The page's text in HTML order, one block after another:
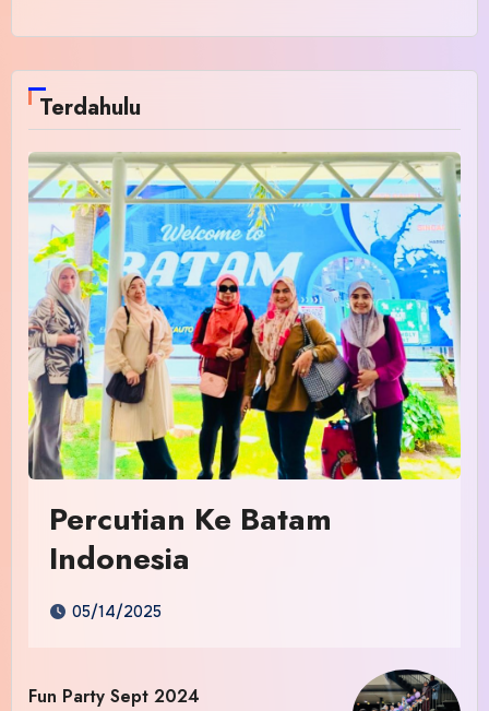
Terdahulu
Percutian Ke Batam
Indonesia
05/14/2025
Fun Party Sept 2024